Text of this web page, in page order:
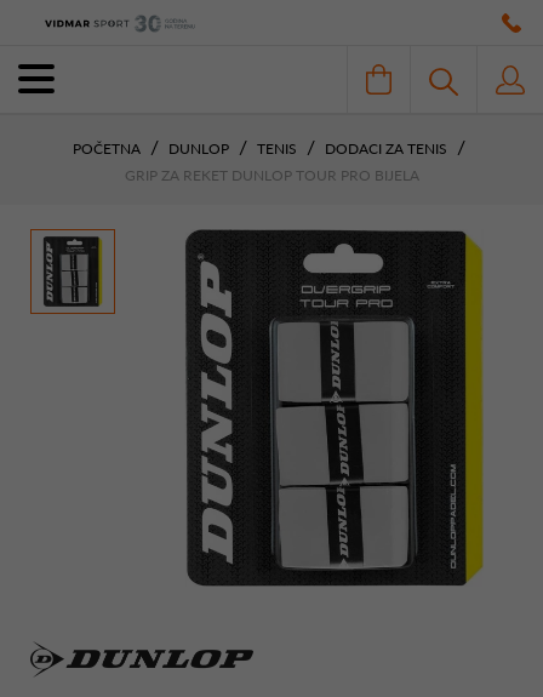
POČETNA DUNLOP TENIS
DODACI ZA TENIS
GRIP ZA REKET DUNLOP TOUR PRO BIJELA